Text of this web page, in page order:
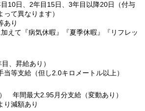
10日、2年目15日、3年目以降20日（付与
って異なります）
あり
えて『病気休暇』『夏季休暇』『リフレッ
、昇給あり）
等支給（但し2.0キロメートル以上）
年間最大2.95月分支給（変動あり）
り減額あり